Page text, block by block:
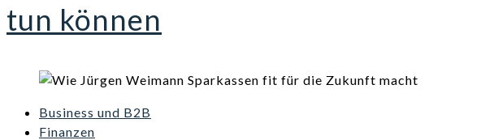
tun können
Business und B2B
Finanzen